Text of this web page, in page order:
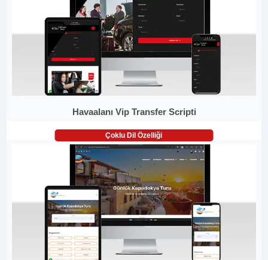
Havaalanı Vip Transfer Scripti
Çoklu Dil Özelliği